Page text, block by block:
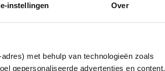
instellingen Over
met behulp van technologieën zoals
gepersonaliseerde advertenties en content,
MET